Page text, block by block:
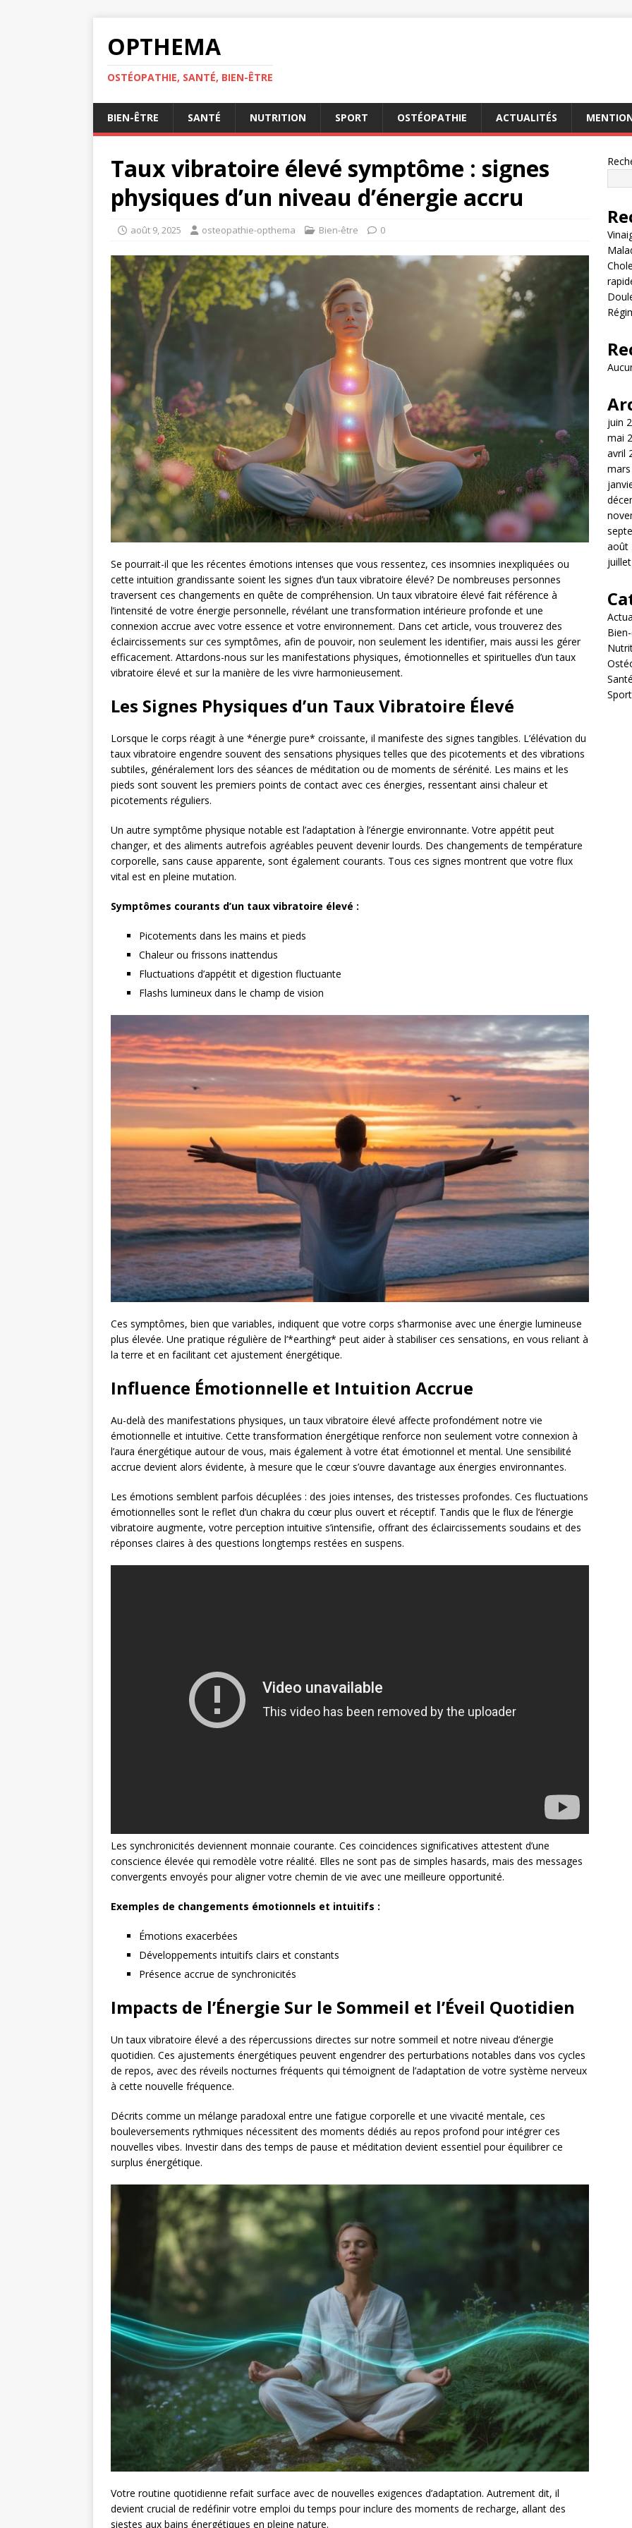
OPTHEMA
OSTÉOPATHIE, SANTÉ, BIEN-ÊTRE
BIEN-ÊTRE SANTÉ NUTRITION SPORT OSTÉOPATHIE ACTUALITÉS
Taux vibratoire élevé symptôme : signes
physiques d’un niveau d’énergie accru
août 9, 2025 osteopathie-opthema Bien-être 0
Se pourrait-il que les récentes émotions intenses que vous ressentez, ces insomnies inexpliquées ou
cette intuition grandissante soient les signes d’un taux vibratoire élevé? De nombreuses personnes
traversent ces changements en quête de compréhension. Un taux vibratoire élevé fait référence à
l’intensité de votre énergie personnelle, révélant une transformation intérieure profonde et une
connexion accrue avec votre essence et votre environnement. Dans cet article, vous trouverez des
éclaircissements sur ces symptômes, afin de pouvoir, non seulement les identifier, mais aussi les gérer
efficacement. Attardons-nous sur les manifestations physiques, émotionnelles et spirituelles d’un taux
vibratoire élevé et sur la manière de les vivre harmonieusement.
Les Signes Physiques d’un Taux Vibratoire Élevé
Lorsque le corps réagit à une *énergie pure* croissante, il manifeste des signes tangibles. L’élévation du
taux vibratoire engendre souvent des sensations physiques telles que des picotements et des vibrations
subtiles, généralement lors des séances de méditation ou de moments de sérénité. Les mains et les
pieds sont souvent les premiers points de contact avec ces énergies, ressentant ainsi chaleur et
picotements réguliers.
Un autre symptôme physique notable est l’adaptation à l’énergie environnante. Votre appétit peut
changer, et des aliments autrefois agréables peuvent devenir lourds. Des changements de température
corporelle, sans cause apparente, sont également courants. Tous ces signes montrent que votre flux
vital est en pleine mutation.
Symptômes courants d’un taux vibratoire élevé :
Picotements dans les mains et pieds
Chaleur ou frissons inattendus
Fluctuations d’appétit et digestion fluctuante
Flashs lumineux dans le champ de vision
Ces symptômes, bien que variables, indiquent que votre corps s’harmonise avec une énergie lumineuse
plus élevée. Une pratique régulière de l’*earthing* peut aider à stabiliser ces sensations, en vous reliant à
la terre et en facilitant cet ajustement énergétique.
Influence Émotionnelle et Intuition Accrue
Au-delà des manifestations physiques, un taux vibratoire élevé affecte profondément notre vie
émotionnelle et intuitive. Cette transformation énergétique renforce non seulement votre connexion à
l’aura énergétique autour de vous, mais également à votre état émotionnel et mental. Une sensibilité
accrue devient alors évidente, à mesure que le cœur s’ouvre davantage aux énergies environnantes.
Les émotions semblent parfois décuplées : des joies intenses, des tristesses profondes. Ces fluctuations
émotionnelles sont le reflet d’un chakra du cœur plus ouvert et réceptif. Tandis que le flux de l’énergie
vibratoire augmente, votre perception intuitive s’intensifie, offrant des éclaircissements soudains et des
réponses claires à des questions longtemps restées en suspens.
Les synchronicités deviennent monnaie courante. Ces coincidences significatives attestent d’une
conscience élevée qui remodèle votre réalité. Elles ne sont pas de simples hasards, mais des messages
convergents envoyés pour aligner votre chemin de vie avec une meilleure opportunité.
Exemples de changements émotionnels et intuitifs :
Émotions exacerbées
Développements intuitifs clairs et constants
Présence accrue de synchronicités
Impacts de l’Énergie Sur le Sommeil et l’Éveil Quotidien
Un taux vibratoire élevé a des répercussions directes sur notre sommeil et notre niveau d’énergie
quotidien. Ces ajustements énergétiques peuvent engendrer des perturbations notables dans vos cycles
de repos, avec des réveils nocturnes fréquents qui témoignent de l’adaptation de votre système nerveux
à cette nouvelle fréquence.
Décrits comme un mélange paradoxal entre une fatigue corporelle et une vivacité mentale, ces
bouleversements rythmiques nécessitent des moments dédiés au repos profond pour intégrer ces
nouvelles vibes. Investir dans des temps de pause et méditation devient essentiel pour équilibrer ce
surplus énergétique.
Votre routine quotidienne refait surface avec de nouvelles exigences d’adaptation. Autrement dit, il
devient crucial de redéfinir votre emploi du temps pour inclure des moments de recharge, allant des
siestes aux bains énergétiques en pleine nature.
juin
mai
avril
août
Santé
Sport